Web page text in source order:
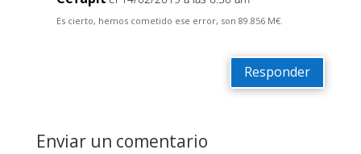
Es cierto, hemos cometido ese error, son 89.856 M€.
Responder
Enviar un comentario